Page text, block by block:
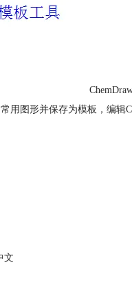
用图形并保存为模板，编
文